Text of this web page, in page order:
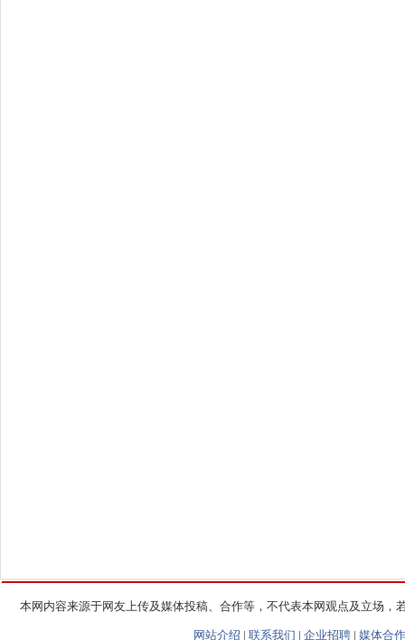
本网内容来源于网友上传及媒体投稿、合作等，不代表本网观点及立场
网站介绍 | 联系我们 | 企业招聘 | 媒体合作